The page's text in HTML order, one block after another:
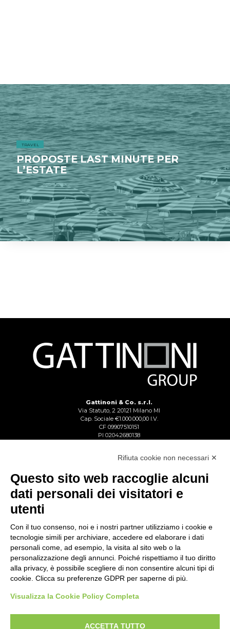
TRAVEL
PROPOSTE LAST MINUTE PER
L’ESTATE
Gattinoni & Co. s.r.l.
Via Statuto, 2 20121 Milano MI
Cap. Sociale €1.000.000,00 I.V.
CF 09907510151
PI 02042680138
Rifiuta cookie non necessari ✕
Questo sito web raccoglie alcuni
dati personali dei visitatori e
utenti
Con il tuo consenso, noi e i nostri partner utilizziamo i cookie e
tecnologie simili per archiviare, accedere ed elaborare i dati
personali come, ad esempio, la visita al sito web o la
personalizzazione degli annunci. Poiché rispettiamo il tuo diritto
alla privacy, è possibile scegliere di non consentire alcuni tipi di
cookie. Clicca su preferenze GDPR per saperne di più.
Visualizza la Cookie Policy Completa
ACCETTA TUTTO